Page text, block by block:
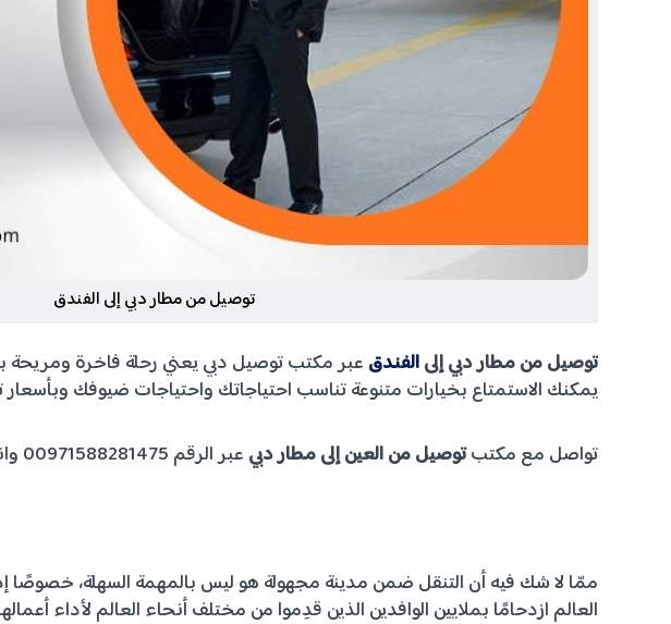
توصيل من مطار دبي إلى الفندق
توصيل من مطار دبي إلىالفندق عبر مكتب توصيل دبي يعني رحلة فاخرة
يمكنك الاستمتاع بخيارات متنوعة تناسب احتياجاتك واحتياجات ضيوفك
تواصل مع مكتبتوصيل من العين إلى مطار دبي عبر الرقم 00971588281475 وانطلق في رحلة لن تنساها ما حييت.
ممّا لا شك فيه أن التنقل ضمن مدينة مجهولة هو ليس بالمهمة السهلة، خصوصًا
العالم ازدحامًا بملايين الوافدين الذين قدِموا من مختلف أنحاء العالم لأداء